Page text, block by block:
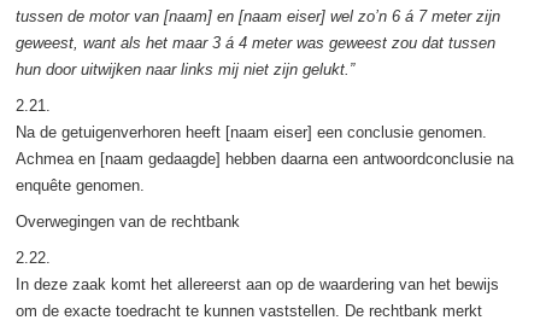
tussen de motor van [naam] en [naam eiser] wel zo’n 6 á 7 meter zijn
geweest, want als het maar 3 á 4 meter was geweest zou dat tussen
hun door uitwijken naar links mij niet zijn gelukt.”
2.21.
Na de getuigenverhoren heeft [naam eiser] een conclusie genomen.
Achmea en [naam gedaagde] hebben daarna een antwoordconclusie na
enquête genomen.
Overwegingen van de rechtbank
2.22.
In deze zaak komt het allereerst aan op de waardering van het bewijs
om de exacte toedracht te kunnen vaststellen. De rechtbank merkt